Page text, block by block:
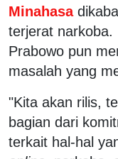
Minahasa
terjerat
Prabowo pun
masalah yang
"Kita akan rilis,
bagian dari
terkait hal-hal